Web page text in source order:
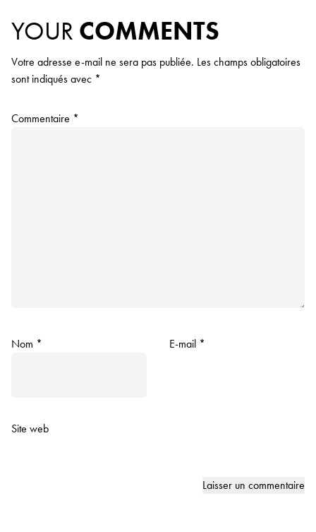
YOUR COMMENTS
Votre adresse e-mail ne sera pas publiée. Les champs obligatoires
sont indiqués avec *
Commentaire *
Nom * E-mail *
Site web